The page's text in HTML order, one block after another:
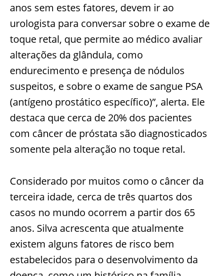
anos sem estes fatores, devem ir ao
urologista para conversar sobre o exame de
toque retal, que permite ao médico avaliar
alterações da glândula, como
endurecimento e presença de nódulos
suspeitos, e sobre o exame de sangue PSA
(antígeno prostático específico)”, alerta. Ele
destaca que cerca de 20% dos pacientes
com câncer de próstata são diagnosticados
somente pela alteração no toque retal.
Considerado por muitos como o câncer da
terceira idade, cerca de três quartos dos
casos no mundo ocorrem a partir dos 65
anos. Silva acrescenta que atualmente
existem alguns fatores de risco bem
estabelecidos para o desenvolvimento da